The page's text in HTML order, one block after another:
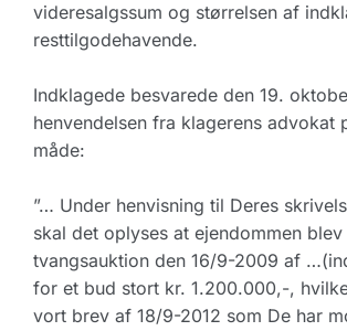
videresalgssum og størrelsen af
resttilgodehavende.
Indklagede besvarede den 19.
henvendelsen fra klagerens advokat
måde:
”… Under henvisning til Deres
skal det oplyses at ejendommen
tvangsauktion den 16/9-2009 af
for et bud stort kr. 1.200.000,-,
vort brev af 18/9-2012 som De har